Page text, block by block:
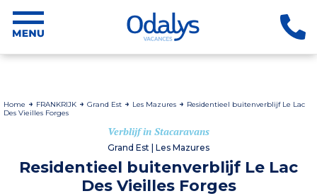
Home FRANKRIJK Grand Est Les Mazures
Residentieel buitenverblijf Le Lac
Des Vieilles Forges
Verblijf in Stacaravans
Grand Est | Les Mazures
Residentieel buitenverblijf Le Lac
Des Vieilles Forges